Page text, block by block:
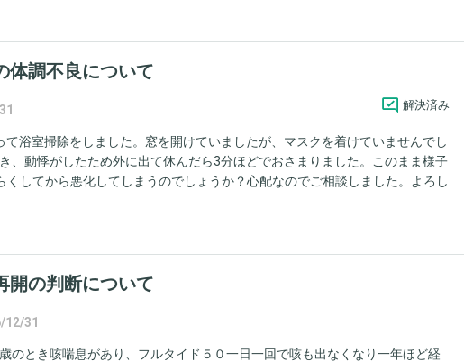
からなのか、それとも食道がんや食道ヘルニアか逆流性食道炎なのか心配に
日、このコーナーで、胸が熱くなる症状があったのですが、今は、生理がきて
体調不良について
解決済み
て浴室掃除をしました。窓を開けていましたが、マスクを着けていませんでし
、動悸がしたため外に出て休んだら3分ほどでおさまりました。このまま様子
くしてから悪化してしまうのでしょうか？心配なのでご相談しました。よろし
開の判断について
12/31
のとき咳喘息があり、フルタイド５０一日一回で咳も出なくなり一年ほど経